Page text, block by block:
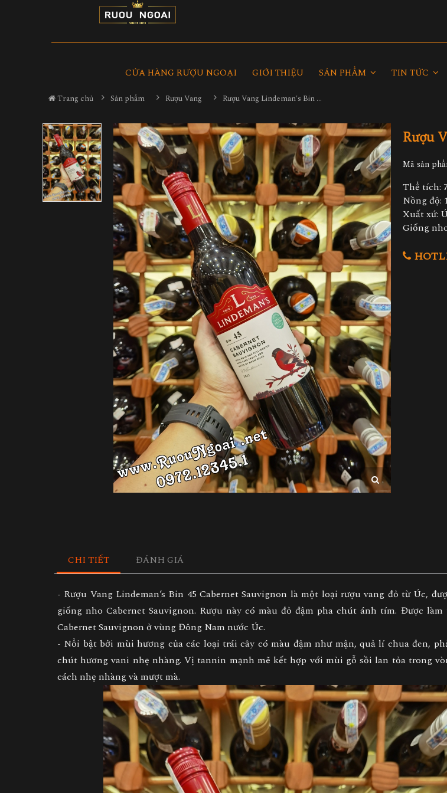
CỬA HÀNG RƯỢU NGOẠI GIỚI THIỆU SẢN PHẨM TIN TỨC
Trang chủ Sản phẩm Rượu Vang Rượu Vang Lindeman's Bin 45 Cabernet Sauvignon
Rượu
Mã sản
Thể tích:
Nồng độ:
Xuất xứ:
Giống
CHI TIẾT ĐÁNH GIÁ
- Rượu Vang Lindeman’s Bin 45 Cabernet Sauvignon là một loại rượu vang đỏ từ Úc,
giống nho Cabernet Sauvignon. Rượu này có màu đỏ đậm pha chút ánh tím. Được
Cabernet Sauvignon ở vùng Đông Nam nước Úc.
- Nổi bật bởi mùi hương của các loại trái cây có màu đậm như mận, quả lí chua đen,
chút hương vani nhẹ nhàng. Vị tannin mạnh mẽ kết hợp với mùi gỗ sồi lan tỏa trong
cách nhẹ nhàng và mượt mà.